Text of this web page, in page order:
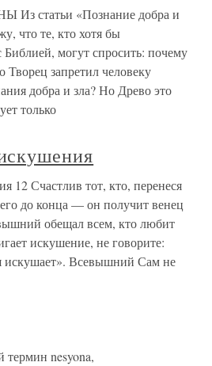
статьи «Познание добра и
что те, кто хотя бы
Библией, могут спросить: почему
Творец запретил человеку
добра и зла? Но Древо это
только
12 Счастлив тот, кто, перенеся
до конца — он получит венец
обещал всем, кто любит
искушение, не говорите:
Всевышний Сам не
nesyona,